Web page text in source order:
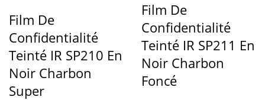
Film De
Confidentialité
Teinté IR SP210 En
Noir Charbon
Super
Film De
Confidentialité
Teinté IR SP211 En
Noir Charbon
Foncé